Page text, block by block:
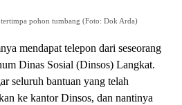
pohon tumbang (Foto: Dok Arda)
mendapat telepon dari seseorang
Dinas Sosial (Dinsos) Langkat.
seluruh bantuan yang telah
ke kantor Dinsos, dan nantinya